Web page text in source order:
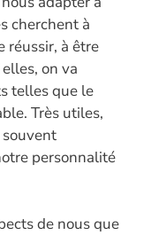
cherchent à
réussir, à être
on va
telles que le
Très utiles,
personnalité
de nous que